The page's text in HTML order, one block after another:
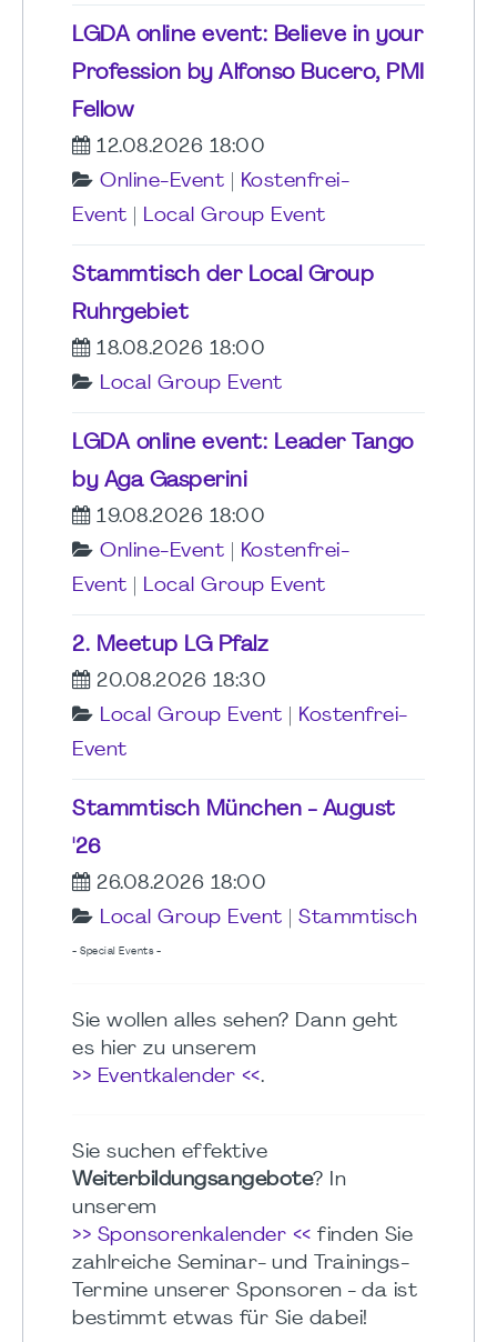
LGDA online event: Believe in your
Profession by Alfonso Bucero, PMI
Fellow
12.08.2026 18:00
Online-Event
Kostenfrei-
Event
Local Group Event
Stammtisch der Local Group
Ruhrgebiet
18.08.2026 18:00
Local Group Event
LGDA online event: Leader Tango
by Aga Gasperini
19.08.2026 18:00
Online-Event
Kostenfrei-
Event
Local Group Event
2. Meetup LG Pfalz
20.08.2026 18:30
Local Group Event
Kostenfrei-
Event
Stammtisch München - August
'26
26.08.2026 18:00
Local Group Event
Stammtisch
- Special Events -
Sie wollen alles sehen? Dann geht
es hier zu unserem
>> Eventkalender <<.
Sie suchen effektive
Weiterbildungsangebote? In
unserem
>> Sponsorenkalender << finden Sie
zahlreiche Seminar- und Trainings-
Termine unserer Sponsoren - da ist
bestimmt etwas für Sie dabei!